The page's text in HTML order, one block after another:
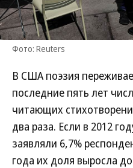
Фото: Reuters
В США поэзия
последние пять лет
читающих
два раза. Если в 2012
заявляли 6,7%
года их доля выросла